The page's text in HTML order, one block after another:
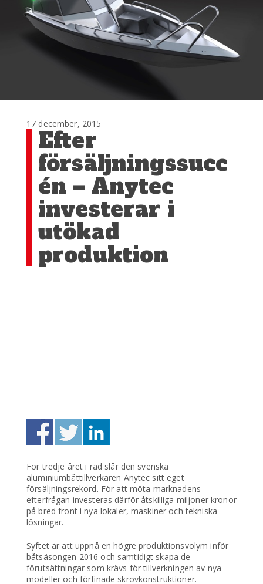
17 december, 2015
Efter
försäljningssucc
én – Anytec
investerar i
utökad
produktion
För tredje året i rad slår den svenska
aluminiumbåttillverkaren Anytec sitt eget
försäljningsrekord. För att möta marknadens
efterfrågan investeras därför åtskilliga miljoner kronor
på bred front i nya lokaler, maskiner och tekniska
lösningar.
Syftet är att uppnå en högre produktionsvolym inför
båtsäsongen 2016 och samtidigt skapa de
förutsättningar som krävs för tillverkningen av nya
modeller och förfinade skrovkonstruktioner.